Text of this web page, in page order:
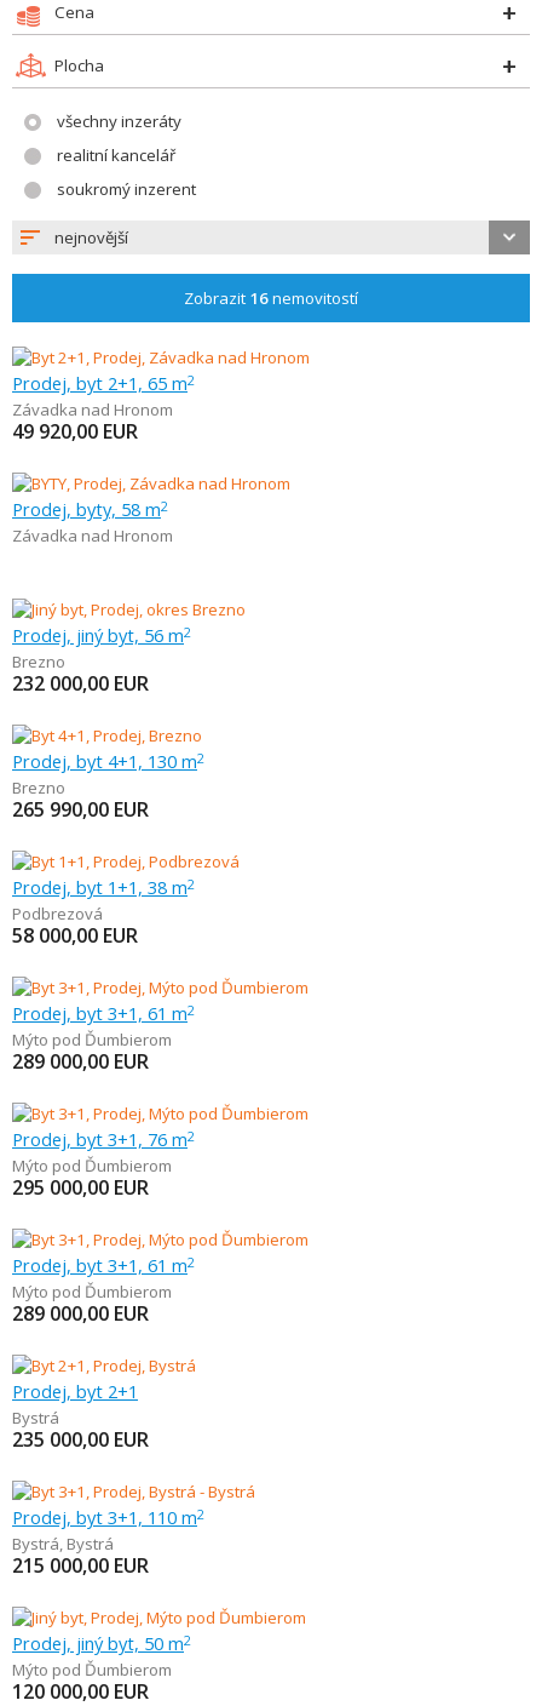
Cena
Plocha
všechny inzeráty
realitní kancelář
soukromý inzerent
nejnovější
Zobrazit 16nemovitostí
Prodej, byt 2+1, 65 m2
Závadka nad Hronom
49 920,00 EUR
Prodej, byty, 58 m2
Závadka nad Hronom
Prodej, jiný byt, 56 m2
Brezno
232 000,00 EUR
Prodej, byt 4+1, 130 m2
Brezno
265 990,00 EUR
Prodej, byt 1+1, 38 m2
Podbrezová
58 000,00 EUR
Prodej, byt 3+1, 61 m2
Mýto pod Ďumbierom
289 000,00 EUR
Prodej, byt 3+1, 76 m2
Mýto pod Ďumbierom
295 000,00 EUR
Prodej, byt 3+1, 61 m2
Mýto pod Ďumbierom
289 000,00 EUR
Prodej, byt 2+1
Bystrá
235 000,00 EUR
Prodej, byt 3+1, 110 m2
Bystrá, Bystrá
215 000,00 EUR
Prodej, jiný byt, 50 m2
Mýto pod Ďumbierom
120 000,00 EUR